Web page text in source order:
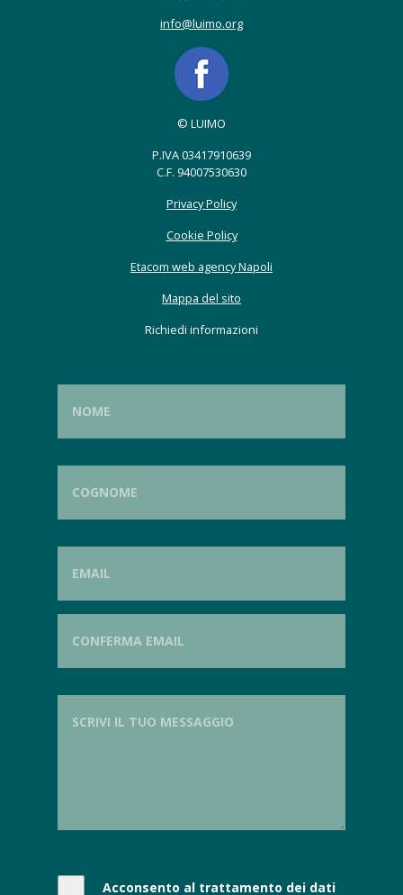
info@luimo.org
© LUIMO
P.IVA 03417910639
C.F. 94007530630
Privacy Policy
Cookie Policy
Etacom web agency Napoli
Mappa del sito
Richiedi informazioni
Acconsento al trattamento dei dati